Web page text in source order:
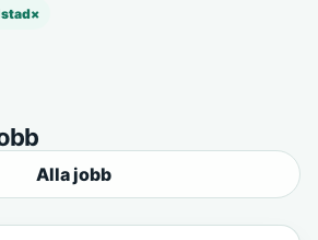
×
Alla jobb